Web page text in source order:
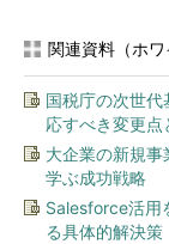
関連資料（ホワ
国税庁の次世
応すべき変更点
大企業の新規事
学ぶ成功戦略
Salesforce活用
る具体的解決策